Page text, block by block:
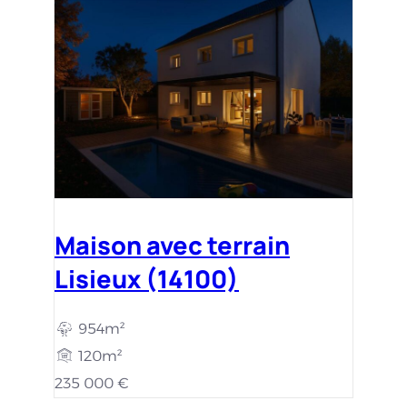
Maison avec terrain
Lisieux (14100)
954m²
120m²
235 000 €